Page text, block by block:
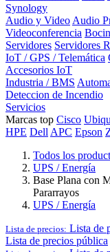
Synology
Audio y Video Audio
Videoconferencia
Servidores Servidores
IoT / GPS / Telemática
Accesorios IoT
Industria / BMS
Deteccion de Incendio
Servicios
Marcas top Cisco
HPE Dell APC Epson
Todos los
UPS / Energía
Base Plana con
Pararrayos
UPS / Energía
Lista de precios: Lista de
Lista de precios pública